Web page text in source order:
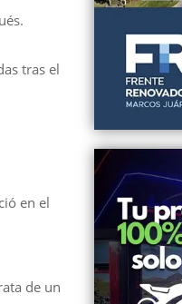
tras el
en el
de un